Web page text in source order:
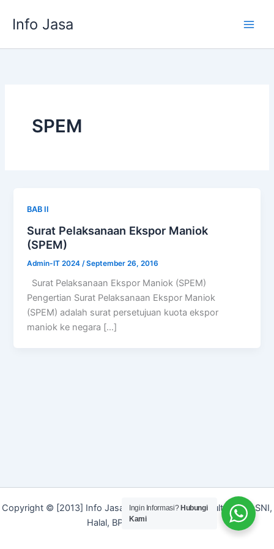
Info Jasa
SPEM
BAB II
Surat Pelaksanaan Ekspor Maniok
(SPEM)
Admin-IT 2024 /September 26, 2016
Surat Pelaksanaan Ekspor Maniok (SPEM)
Pengertian Surat Pelaksanaan Ekspor Maniok
(SPEM) adalah surat persetujuan kuota ekspor
maniok ke negara […]
Copyright © [2013] Info Jasa | Layanan Jasa Konsultan ISO, SNI,
Halal, BPOM dan Merek]
Ingin Informasi? Hubungi
Kami